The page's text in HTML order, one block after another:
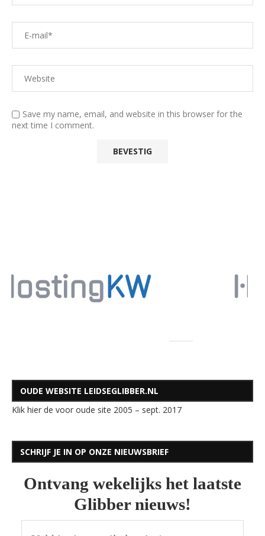
Save my name, email, and website in this browser for the
next time I comment.
OUDE WEBSITE LEIDSEGLIBBER.NL
Klik hier de voor oude site 2005 – sept. 2017
SCHRIJF JE IN OP ONZE NIEUWSBRIEF
Ontvang wekelijks het laatste
Glibber nieuws!